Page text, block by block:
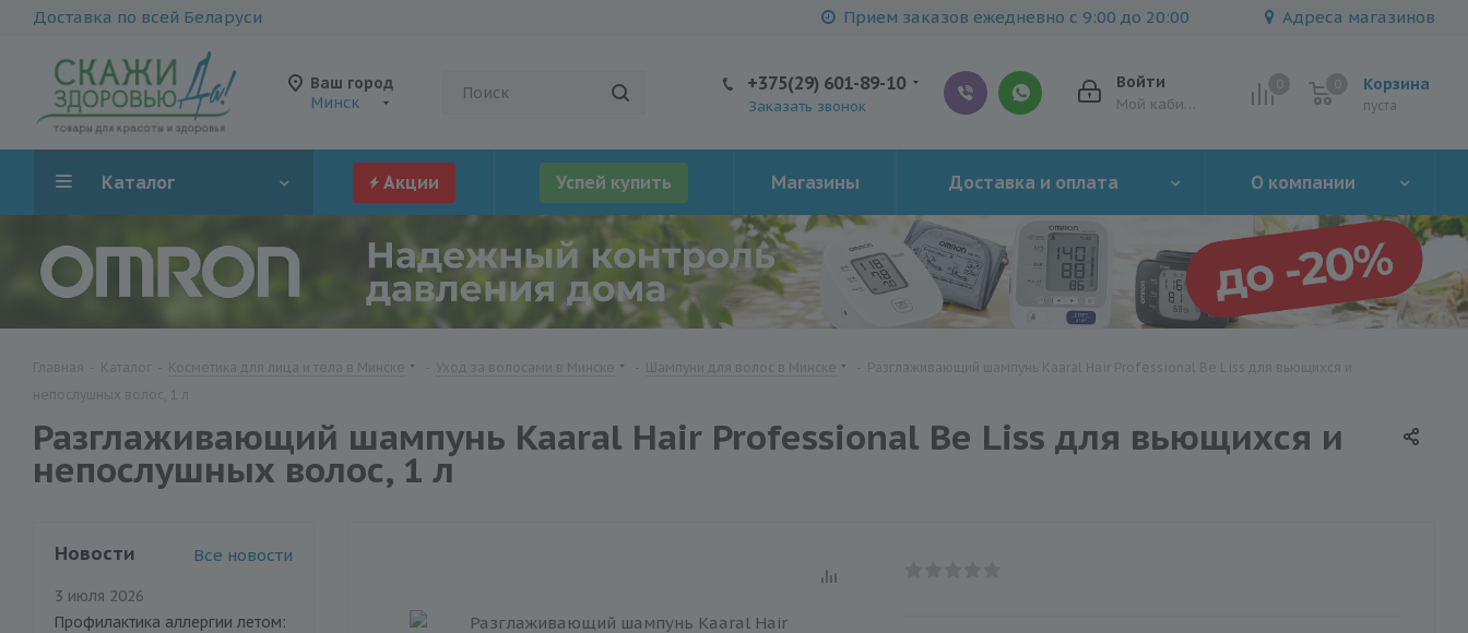
Доставка по всей Беларуси Прием заказов ежедневно с 9:00 до 20:00 Адреса магазинов
Ваш город
Минск
Корзина
пуста
Войти
Мой кабинет
+375(29) 601-89-10
Заказать звонок
Каталог Акции Успей купить Магазины Доставка и оплата О компании
Разглаживающий шампунь Kaaral Hair Professional Вe Liss для вьющихся и
непослушных волос, 1 л
Новости Все новости
3 июля 2026
Профилактика аллергии летом: